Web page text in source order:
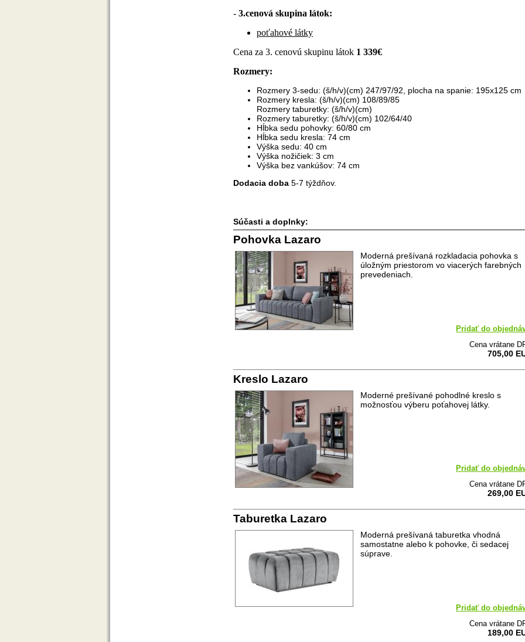
- 3.cenová skupina látok:
poťahové látky
Cena za 3. cenovú skupinu látok 1 339€
Rozmery:
Rozmery 3-sedu: (š/h/v)(cm) 247/97/92, plocha na spanie: 195x125 cm
Rozmery kresla: (š/h/v)(cm) 108/89/85
Rozmery taburetky: (š/h/v)(cm)
Rozmery taburetky: (š/h/v)(cm) 102/64/40
Hĺbka sedu pohovky: 60/80 cm
Hĺbka sedu kresla: 74 cm
Výška sedu: 40 cm
Výška nožičiek: 3 cm
Výška bez vankúšov: 74 cm
Dodacia doba 5-7 týždňov.
Súčasti a doplnky:
Pohovka Lazaro
Moderná prešívaná rozkladacia pohovka s
úložným priestorom vo viacerých farebných
prevedeniach.
Pridať do
Cena vrátane
705,00
Kreslo Lazaro
Moderné prešívané pohodlné kreslo s
možnosťou výberu poťahovej látky.
Pridať do
Cena vrátane
269,00
Taburetka Lazaro
Moderná prešívaná taburetka vhodná
samostatne alebo k pohovke, či sedacej
súprave.
Pridať do
Cena vrátane
189,00